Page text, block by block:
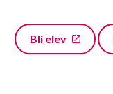
Bli elev